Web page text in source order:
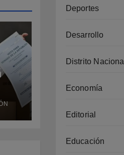
Deportes
Desarrollo
Distrito Nacional
Economía
Editorial
Educación